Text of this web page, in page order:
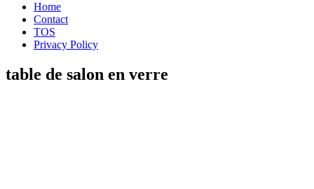
Home
Contact
TOS
Privacy Policy
table de salon en verre